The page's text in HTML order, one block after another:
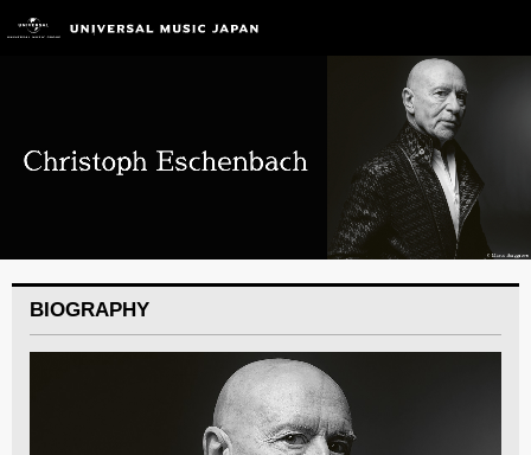
BIOGRAPHY